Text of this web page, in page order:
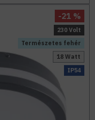
Természetes fehér
18 Watt
230 Volt
IP54
-21 %